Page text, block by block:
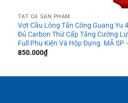
TẤT CẢ SẢN PHẨM
Vợt Cầu Lông Tấn Công Guang Yu
Đủ Carbon Thứ Cấp Tăng Cường
Full Phụ Kiện Và Hộp Đựng. MÃ SP
850.000₫